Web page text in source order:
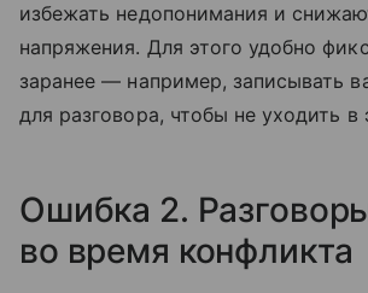
избежать недопонимания и
напряжения. Для этого удобно
заранее — например, записывать
для разговора, чтобы не уходить в
Ошибка 2.
во время конфликта